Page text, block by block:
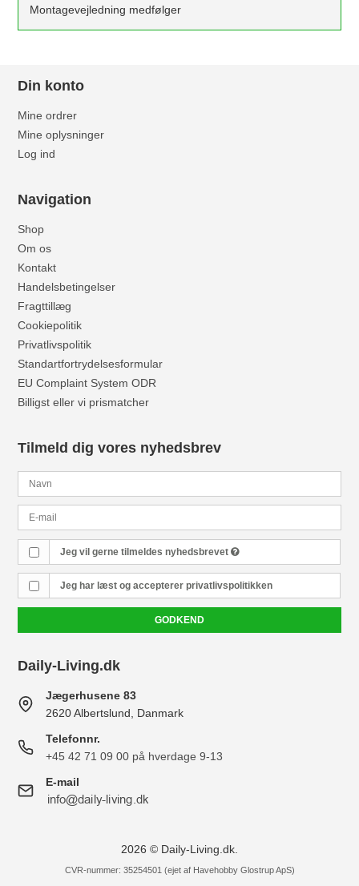
Montagevejledning medfølger
Din konto
Mine ordrer
Mine oplysninger
Log ind
Navigation
Shop
Om os
Kontakt
Handelsbetingelser
Fragttillæg
Cookiepolitik
Privatlivspolitik
Standartfortrydelsesformular
EU Complaint System ODR
Billigst eller vi prismatcher
Tilmeld dig vores nyhedsbrev
Jeg vil gerne tilmeldes nyhedsbrevet
Jeg har læst og accepterer privatlivspolitikken
GODKEND
Daily-Living.dk
Jægerhusene 83
2620 Albertslund, Danmark
Telefonnr.
+45 42 71 09 00 på hverdage 9-13
E-mail
2026 © Daily-Living.dk.
CVR-nummer: 35254501 (ejet af Havehobby Glostrup ApS)